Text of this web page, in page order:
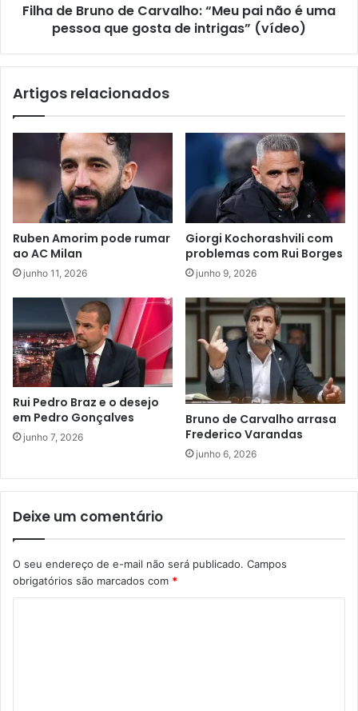
Filha de Bruno de Carvalho: “Meu pai não é uma
pessoa que gosta de intrigas” (vídeo)
Artigos relacionados
Ruben Amorim pode rumar
ao AC Milan
junho 11, 2026
Giorgi Kochorashvili com
problemas com Rui Borges
junho 9, 2026
Rui Pedro Braz e o desejo
em Pedro Gonçalves
junho 7, 2026
Bruno de Carvalho arrasa
Frederico Varandas
junho 6, 2026
Deixe um comentário
O seu endereço de e-mail não será publicado. Campos
obrigatórios são marcados com *